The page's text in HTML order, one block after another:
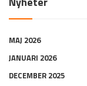
MAJ 2026
JANUARI 2026
DECEMBER 2025